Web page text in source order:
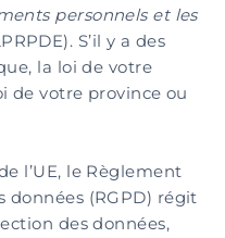
personnels et les
S’il y a des
la loi de votre
de votre province ou
l’UE, le Règlement
données (RGPD) régit
des données,